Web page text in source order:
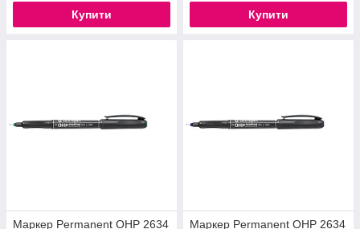
Купити Купити
Маркер Permanent ОНР 2634
Маркер Permanent ОНР 2634